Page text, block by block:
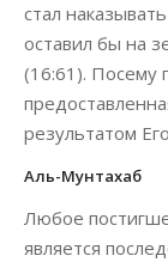
стал
оставил бы на
(16:61). Посему
результатом
Аль-Мунтахаб
Любое
является